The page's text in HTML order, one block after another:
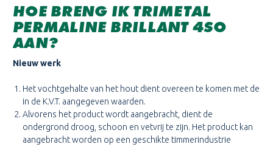
HOE BRENG IK TRIMETAL
PERMALINE BRILLANT 4SO
AAN?
Nieuw werk
Het vochtgehalte van het hout dient overeen te komen met de
in de K.V.T. aangegeven waarden.
Alvorens het product wordt aangebracht, dient de
ondergrond droog, schoon en vetvrij te zijn. Het product kan
aangebracht worden op een geschikte timmerindustrie